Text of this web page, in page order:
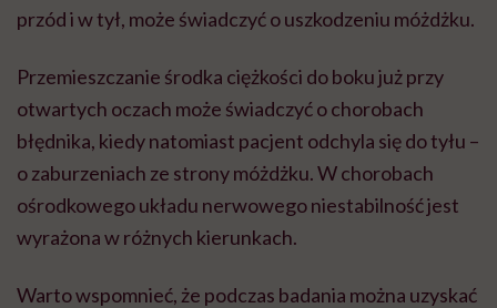
przód i w tył, może świadczyć o uszkodzeniu móżdżku.
Przemieszczanie środka ciężkości do boku już przy
otwartych oczach może świadczyć o chorobach
błędnika, kiedy natomiast pacjent odchyla się do tyłu –
o zaburzeniach ze strony móżdżku. W chorobach
ośrodkowego układu nerwowego niestabilność jest
wyrażona w różnych kierunkach.
Warto wspomnieć, że podczas badania można uzyskać